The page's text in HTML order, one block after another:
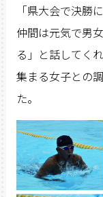
「県大会で決勝
仲間は元気で男
る」と話してく
集まる女子との
た。